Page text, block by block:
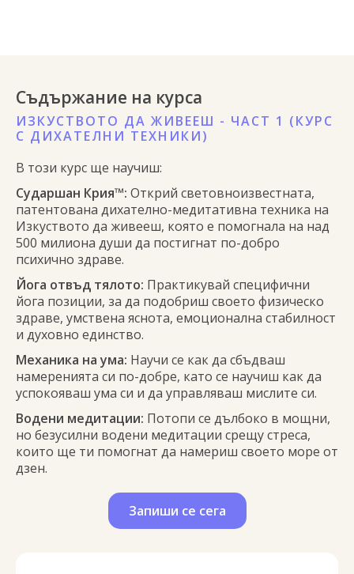
Съдържание на курса
ИЗКУСТВОТО ДА ЖИВЕЕШ - ЧАСТ 1 (КУРС
С ДИХАТЕЛНИ ТЕХНИКИ)
В този курс ще научиш:
Сударшан Крия™: Открий световноизвестната,
патентована дихателно-медитативна техника на
Изкуството да живееш, която е помогнала на над
500 милиона души да постигнат по-добро
психично здраве.
Йога отвъд тялото: Практикувай специфични
йога позиции, за да подобриш своето физическо
здраве, умствена яснота, емоционална стабилност
и духовно единство.
Механика на ума: Научи се как да сбъдваш
намеренията си по-добре, като се научиш как да
успокояваш ума си и да управляваш мислите си.
Водени медитации: Потопи се дълбоко в мощни,
но безусилни водени медитации срещу стреса,
които ще ти помогнат да намериш своето море от
дзен.
Запиши се сега